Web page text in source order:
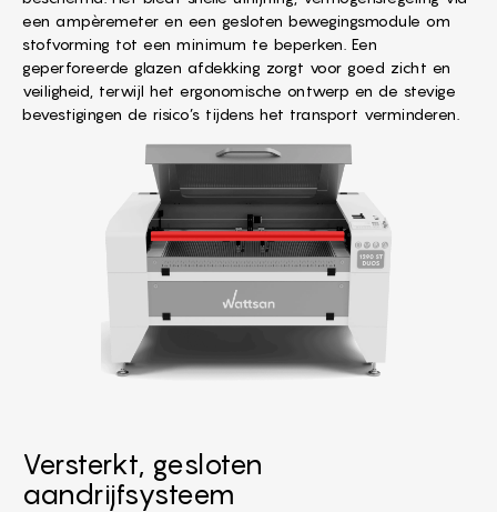
een ampèremeter en een gesloten bewegingsmodule om
stofvorming tot een minimum te beperken. Een
geperforeerde glazen afdekking zorgt voor goed zicht en
veiligheid, terwijl het ergonomische ontwerp en de stevige
bevestigingen de risico’s tijdens het transport verminderen.
Versterkt, gesloten
aandrijfsysteem